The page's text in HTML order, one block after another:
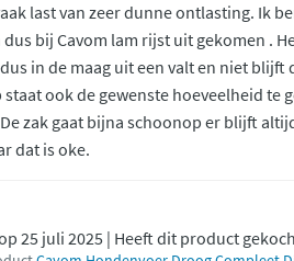
last van zeer dunne ontlasting. Ik
bij Cavom lam rijst uit gekomen .
in de maag uit een valt en niet blijft
ook de gewenste hoeveelheid te
zak gaat bijna schoonop er blijft
dat is oke.
25 juli 2025 | Heeft dit product